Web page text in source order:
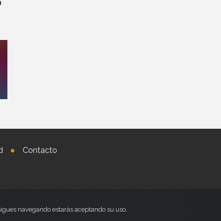
Contacto
navegando estarás aceptando su uso.